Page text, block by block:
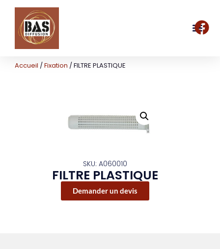
Accueil /Fixation / FILTRE PLASTIQUE
SKU: A060010
FILTRE PLASTIQUE
Demander un devis